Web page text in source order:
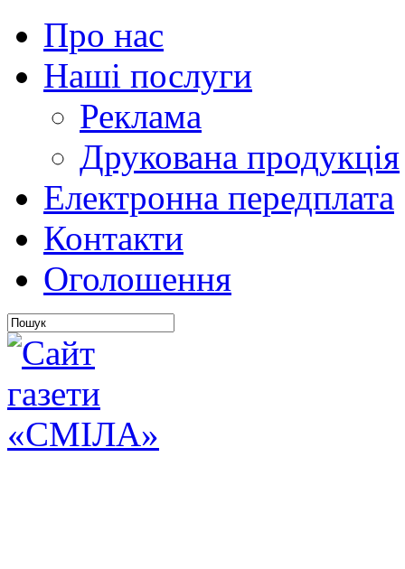
Про нас
Наші послуги
Реклама
Друкована продукція
Електронна передплата
Контакти
Оголошення